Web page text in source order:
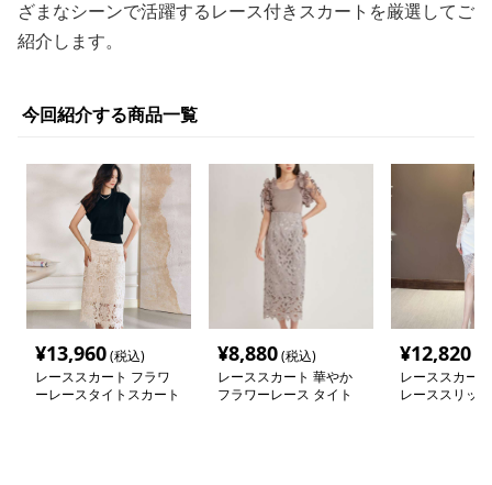
ざまなシーンで活躍するレース付きスカートを厳選してご
紹介します。
今回紹介する商品一覧
¥13,960(税込)
レーススカート フラワ
ーレースタイトスカート
¥8,880(税込)
レーススカート 華やか
フラワーレース タイト
¥12,820
レーススカー
レーススリッ